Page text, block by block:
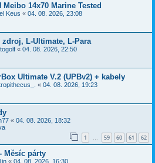
Meibo 14x70 Marine Tested
Keus « 04. 08. 2026, 23:08
zdroj, L-Ultimate, L-Para
« 04. 08. 2026, 22:50
Ultimate V.2 (UPBv2) + kabely
« 04. 08. 2026, 19:23
« 04. 08. 2026, 18:32
1 59 60 61 62
Měsíc párty
« 04. 08. 2026, 16:30